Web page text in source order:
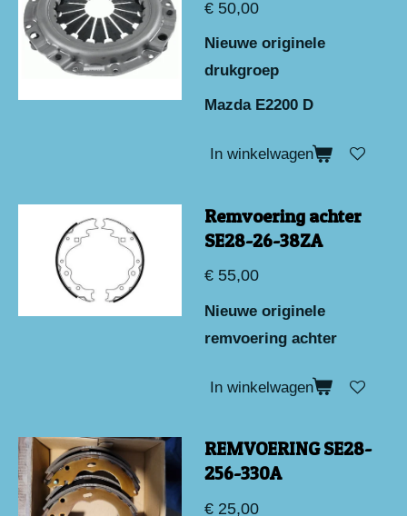
€ 50,00
Nieuwe originele
drukgroep
Mazda E2200 D
In winkelwagen
Remvoering achter
SE28-26-38ZA
€ 55,00
Nieuwe originele
remvoering achter
In winkelwagen
REMVOERING SE28-
256-330A
€ 25,00